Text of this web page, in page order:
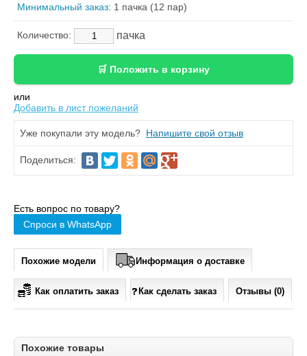
Минимальный заказ: 1 пачка (12 пар)
Количество: пачка
или
Добавить в лист пожеланий
Уже покупали эту модель? Напишите свой отзыв
Поделиться:
Есть вопрос по товару?
Спроси в WhatsApp
Похожие модели Информация о доставке
Как оплатить заказ Как сделать заказ Отзывы (0)
Похожие товары